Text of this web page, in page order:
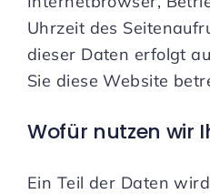
Uhrzeit des
dieser Daten erfolgt
Sie diese Website
Wofür nutzen wir
Ein Teil der Daten